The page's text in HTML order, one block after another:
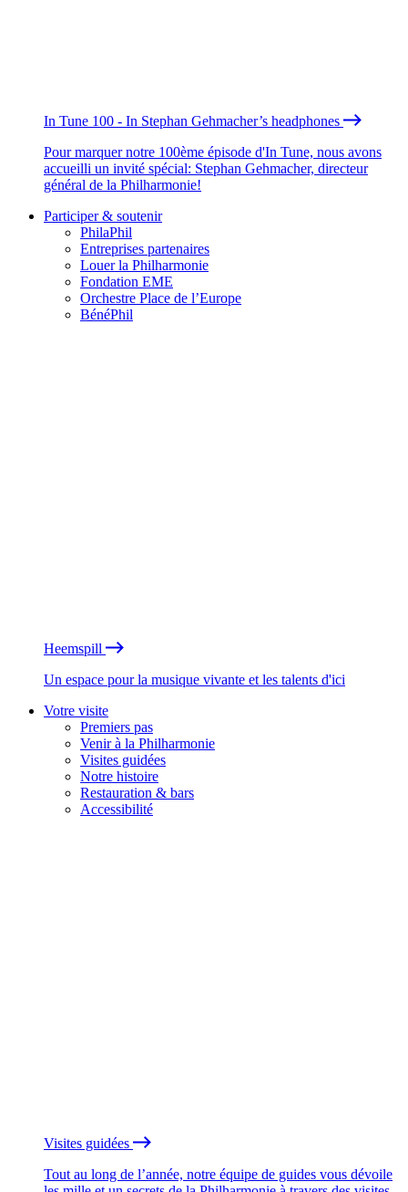
In Tune 100 - In Stephan Gehmacher’s headphones
Pour marquer notre 100ème épisode d'In Tune, nous avons
accueilli un invité spécial: Stephan Gehmacher, directeur
général de la Philharmonie!
Participer & soutenir
PhilaPhil
Entreprises partenaires
Louer la Philharmonie
Fondation EME
Orchestre Place de l’Europe
BénéPhil
Heemspill
Un espace pour la musique vivante et les talents d'ici
Votre visite
Premiers pas
Venir à la Philharmonie
Visites guidées
Notre histoire
Restauration & bars
Accessibilité
Visites guidées
Tout au long de l’année, notre équipe de guides vous dévoile